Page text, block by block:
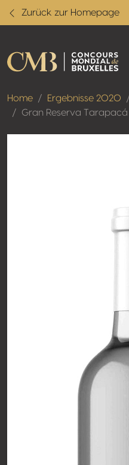
Zurück zur Homepage
Home Ergebnisse 2020
Gran Reserva